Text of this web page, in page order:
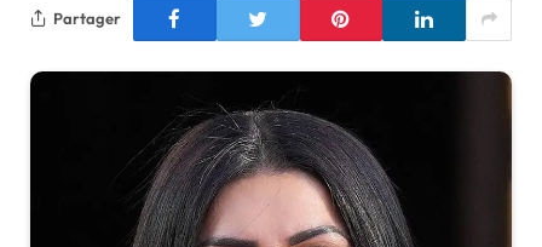
Partager